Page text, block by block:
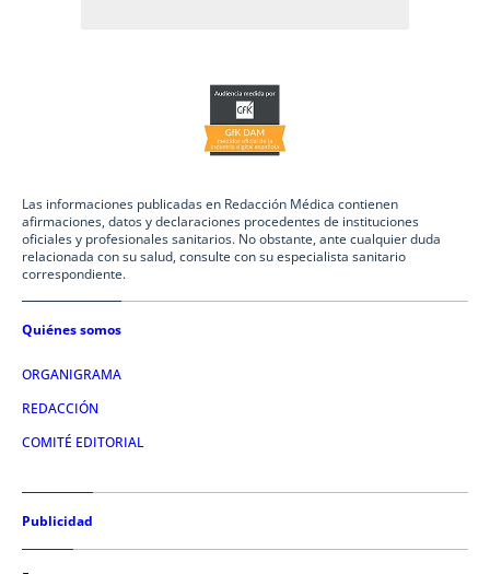
Las informaciones publicadas en Redacción Médica contienen
afirmaciones, datos y declaraciones procedentes de instituciones
oficiales y profesionales sanitarios. No obstante, ante cualquier duda
relacionada con su salud, consulte con su especialista sanitario
correspondiente.
Quiénes somos
ORGANIGRAMA
REDACCIÓN
COMITÉ EDITORIAL
Publicidad